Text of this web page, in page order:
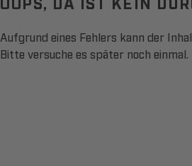
Aufgrund eines Fehlers kann der
Bitte versuche es später noch einmal.